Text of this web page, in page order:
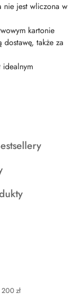
nie jest wliczona w
kartonie
także za
idealnym
zł